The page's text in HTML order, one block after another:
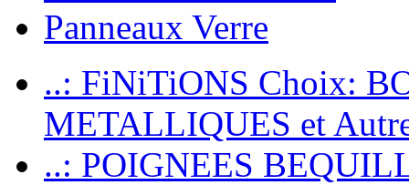
Panneaux Verre
..: FiNiTiONS Choix:
METALLIQUES et
..: POIGNEES